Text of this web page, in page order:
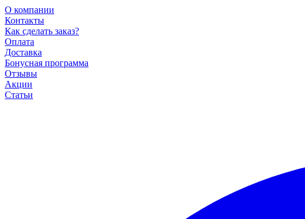
О компании
Контакты
Как сделать заказ?
Оплата
Доставка
Бонусная программа
Отзывы
Акции
Статьи